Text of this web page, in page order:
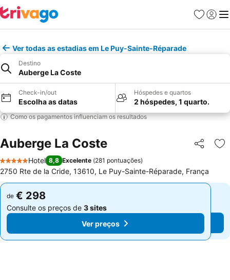
Favoritos
Iniciar
Ver todas as estadias em Le Puy-Sainte-Réparade
Destino
Auberge La Coste
Check-in/out
Escolha as datas
Hóspedes e quartos
2 hóspedes, 1 quarto.
Como os pagamentos influenciam os resultados
Auberge La Coste Partilhar
5 Estrelas
Hotel 8,8 Excelente (281 pontuações)
2750 Rte de la Cride, 13610, Le Puy-Sainte-Réparade, França
de € 298
Consulte os preços de 3 sites
Ver preços
de € 298
Consulte os preços de 3 sites
Ver preços